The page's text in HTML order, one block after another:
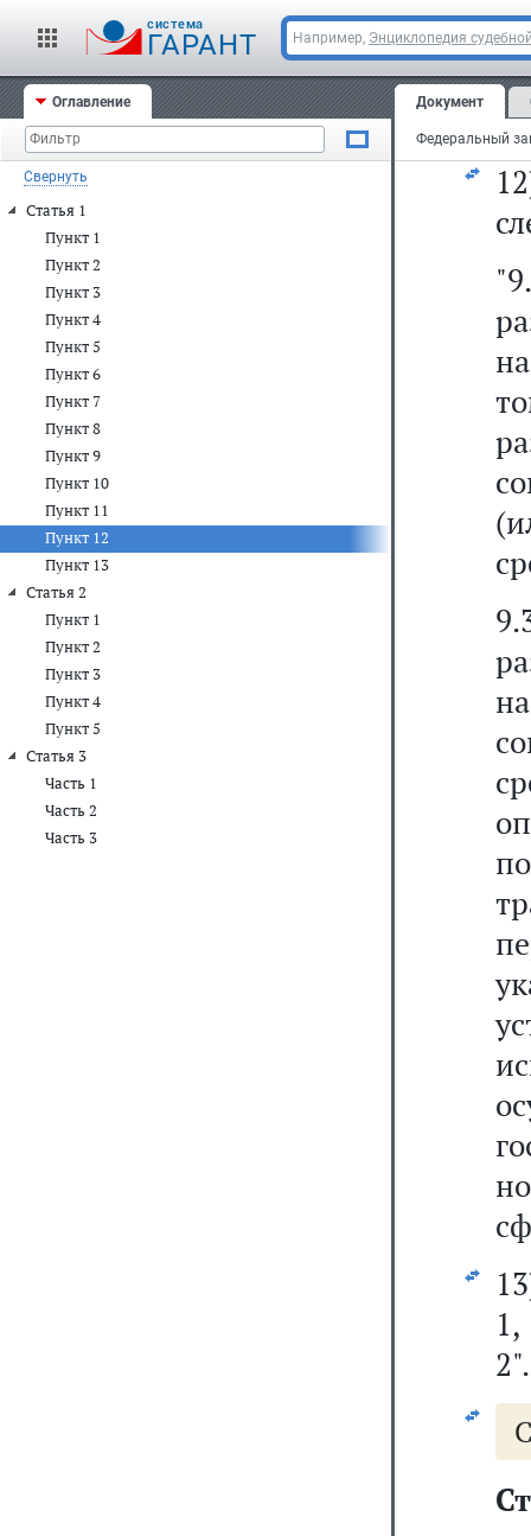
cистема
ГАРАНТ Например, Энциклопедия
Оглавление
Свернуть
Статья 1
Пункт 1
Пункт 2
Пункт 3
Пункт 4
Пункт 5
Пункт 6
Пункт 7
Пункт 8
Пункт 9
Пункт 10
Пункт 11
Пункт 12
Пункт 13
Статья 2
Пункт 1
Пункт 2
Пункт 3
Пункт 4
Пункт 5
Статья 3
Часть 1
Часть 2
Часть 3
Документ
2".